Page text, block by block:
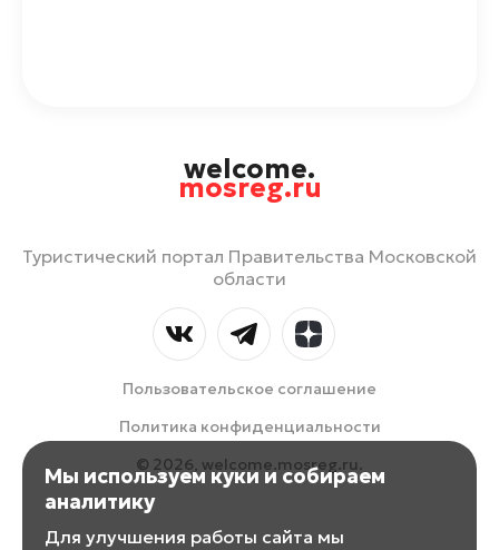
welcome.
mosreg.ru
Туристический портал Правительства Московской
области
Пользовательское соглашение
Политика конфиденциальности
© 2026, welcome.mosreg.ru.
Мы используем куки и собираем
аналитику
Для улучшения работы сайта мы